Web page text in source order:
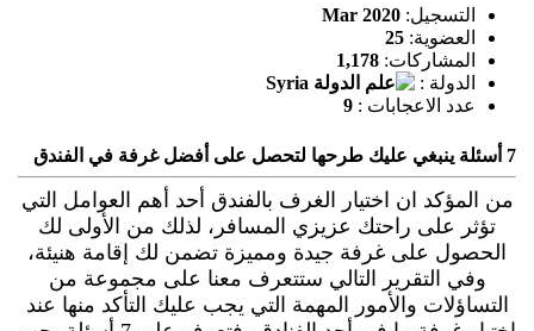
التسجيل: Mar 2020
العضوية: 25
المشاركات: 1,178
الدولة :
عدد الاعجابات : 9
7 أسئلة ينبغي عليك طرحها لتحصل على أفضل غرفة في الفندق
من المؤكد ان اختيار الغرف بالفندق أحد أهم العوامل التي
تؤثر على راحتك عزيزي المسافر، لذلك من الأولى لك
الحصول على غرفة جيدة ومميزة تضمن لك إقامة هنيئة،
وفي التقرير التالي ستتعرف معنا على مجموعة من
التساؤلات والأمور المهمة التي يجب عليك التأكد منها عند